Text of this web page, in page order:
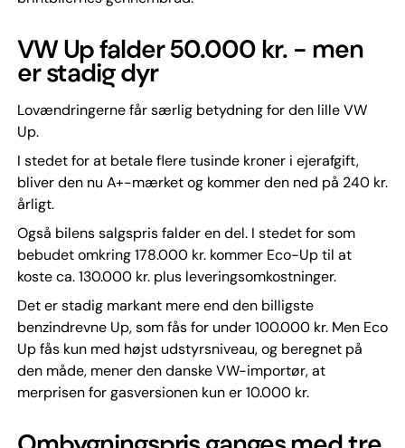
VW Up falder 50.000 kr. - men
er stadig dyr
Lovændringerne får særlig betydning for den lille VW
Up.
I stedet for at betale flere tusinde kroner i ejerafgift,
bliver den nu A+-mærket og kommer den ned på 240 kr.
årligt.
Også bilens salgspris falder en del. I stedet for som
bebudet omkring 178.000 kr. kommer Eco-Up til at
koste ca. 130.000 kr. plus leveringsomkostninger.
Det er stadig markant mere end den billigste
benzindrevne Up, som fås for under 100.000 kr. Men Eco
Up fås kun med højst udstyrsniveau, og beregnet på
den måde, mener den danske VW-importør, at
merprisen for gasversionen kun er 10.000 kr.